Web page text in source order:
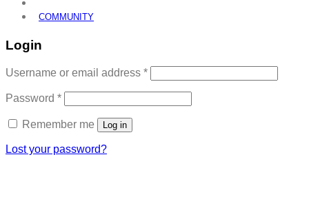
COMMUNITY
Login
Username or email address *Required
Password *Required
Remember me Log in
Lost your password?